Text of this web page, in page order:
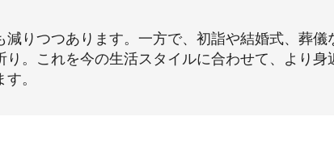
りつつあります。一方で、初詣や結婚式、葬
。これを今の生活スタイルに合わせて、より身
。